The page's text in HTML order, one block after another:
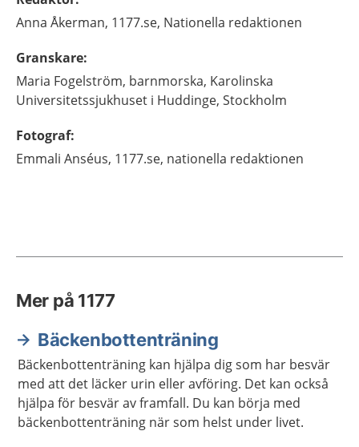
Anna Åkerman, 1177.se, Nationella redaktionen
Granskare:
Maria Fogelström, barnmorska, Karolinska
Universitetssjukhuset i Huddinge, Stockholm
Fotograf:
Emmali Anséus, 1177.se, nationella redaktionen
Mer på 1177
Bäckenbottenträning
Bäckenbottenträning kan hjälpa dig som har besvär
med att det läcker urin eller avföring. Det kan också
hjälpa för besvär av framfall. Du kan börja med
bäckenbottenträning när som helst under livet.